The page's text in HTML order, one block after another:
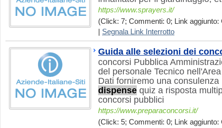
https://www.sprayers.it/
(Click: 7; Commenti: 0; Link aggiunto:
Segnala Link Interrotto
Guida alle selezioni dei
concorsi Pubblica
del personale Tecnico
Dati forniremo una
dispense quiz a risposta
concorsi pubblici
https://www.preparaconcorsi.it/
(Click: 5; Commenti: 0; Link aggiunto: